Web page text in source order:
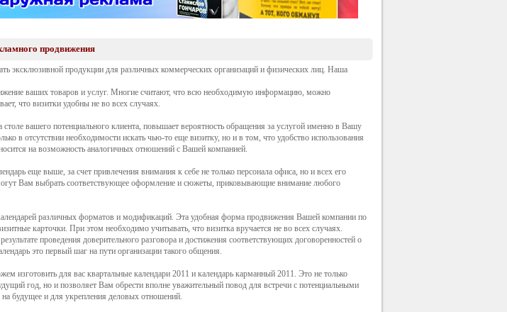
продвижения
эксклюзивной продукции для различных коммерческих организаций и физических лиц. Наша
ваших товаров и услуг. Многие считают, что всю необходимую информацию, можно
что визитки удобны не во всех случаях.
вашего потенциального клиента, повышает вероятность обращения за услугой именно в Вашу
в отсутствии необходимости искать чью-то еще визитку, но и в том, что удобство использования
на возможность аналогичных отношений с Вашей компанией.
еще выше, за счет привлечения внимания к себе не только персонала офиса, но и всех его
Вам выбрать соответствующее оформление и сюжеты, приковывающие внимание любого
различных форматов и модификаций. Эта удобная форма продвижения Вашей компании по
карточки. При этом необходимо учитывать, что визитка вручается не во всех случаях.
проведения доверительного разговора и достижения соответствующих договоренностей о
это первый шаг на пути организации такого общения.
изготовить для вас квартальные календари 2011 и календарь карманный 2011. Это не только
год, но и позволяет Вам обрести вполне уважительный повод для встречи с потенциальными
будущее и для укрепления деловых отношений.